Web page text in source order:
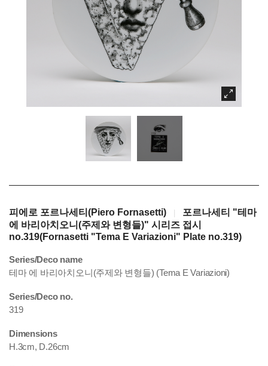
피에로 포르나세티(Piero Fornasetti)
포르나세티 "테마
에 바리아치오니(주제와 변형들)" 시리즈 접시
no.319(Fornasetti "Tema E Variazioni" Plate no.319)
Series/Deco name
테마 에 바리아치오니(주제와 변형들) (Tema E Variazioni)
Series/Deco no.
319
Dimensions
H.3cm, D.26cm